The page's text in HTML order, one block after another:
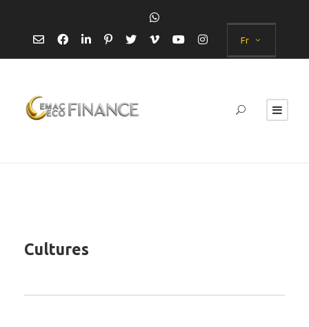
Fr
Cultures